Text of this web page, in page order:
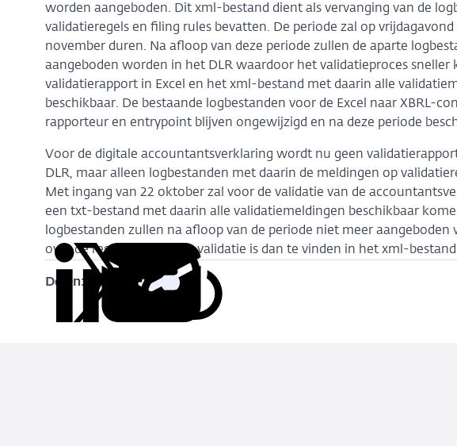
worden aangeboden. Dit xml-bestand dient als vervanging van de
validatieregels en filing rules bevatten. De periode zal op
november duren. Na afloop van deze periode zullen de aparte
aangeboden worden in het DLR waardoor het validatieproces sneller
validatierapport in Excel en het xml-bestand met daarin alle
beschikbaar. De bestaande logbestanden voor de Excel naar XBRL-
rapporteur en entrypoint blijven ongewijzigd en na deze periode
Voor de digitale accountantsverklaring wordt nu geen
DLR, maar alleen logbestanden met daarin de meldingen op
Met ingang van 22 oktober zal voor de validatie van de
een txt-bestand met daarin alle validatiemeldingen beschikbaar
logbestanden zullen na afloop van de periode niet meer
over de resultaten van de validatie is dan te vinden in het xml-
Delen:
Deel
via
DeelDeelKopieer